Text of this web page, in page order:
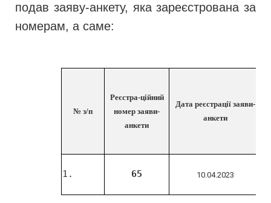
подав заяву-анкету, яка зареєстрована за
номерам, а саме:
№ з/п
Реєстра-ційний
номер заяви-
анкети
Дата реєстрації заяви-
анкети
1. 65 10.04.2023